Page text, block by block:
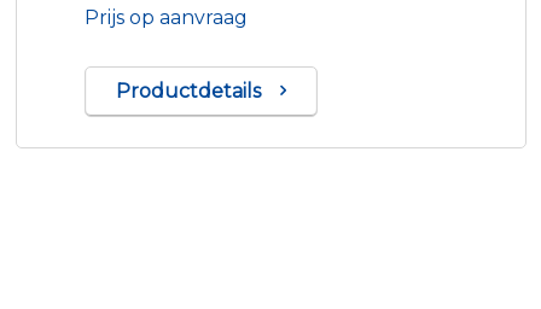
Prijs op aanvraag
Productdetails